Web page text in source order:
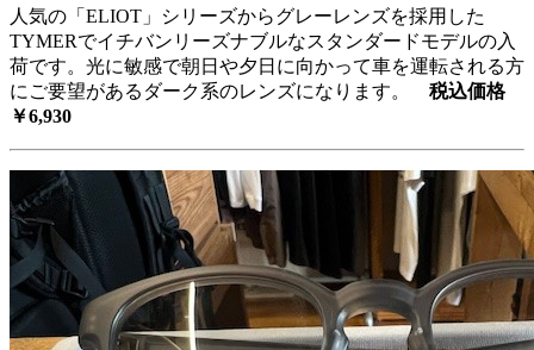
人気の「ELIOT」シリーズからグレーレンズを採用した
TYMERでイチバンリーズナブルなスタンダードモデルの入
荷です。光に敏感で朝日や夕日に向かって車を運転される方
にご要望があるダーク系のレンズになります。 税込価格
￥6,930